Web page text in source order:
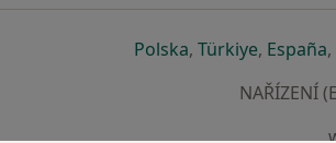
Polskase otevře v nové
, Türkiyese
, España,
NAŘÍZENÍ